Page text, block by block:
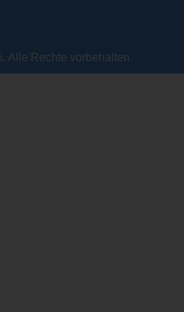
Alle Rechte vorbehalten.